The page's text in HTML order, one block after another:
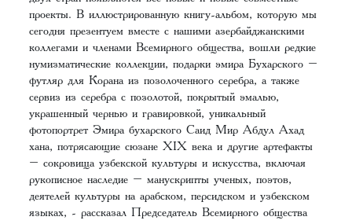
проекты. В иллюстрированную книгу-альбом, которую мы
сегодня презентуем вместе с нашими азербайджанскими
коллегами и членами Всемирного общества, вошли редкие
нумизматические коллекции, подарки эмира Бухарского –
футляр для Корана из позолоченного серебра, а также
сервиз из серебра с позолотой, покрытый эмалью,
украшенный чернью и гравировкой, уникальный
фотопортрет Эмира бухарского Саид Мир Абдул Ахад
хана, потрясающие сюзане XIX века и другие артефакты
– сокровища узбекской культуры и искусства, включая
рукописное наследие – манускрипты ученых, поэтов,
деятелей культуры на арабском, персидском и узбекском
языках, - рассказал Председатель Всемирного общества